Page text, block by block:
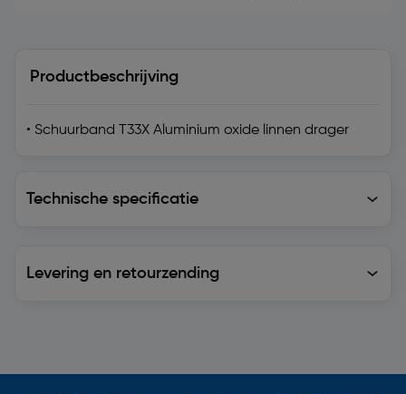
Productbeschrijving
• Schuurband T33X Aluminium oxide linnen drager
Technische specificatie
Levering en retourzending